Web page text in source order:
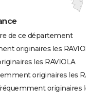
de ce département
originaires les
les RAVIOLA
originaires les
originaires